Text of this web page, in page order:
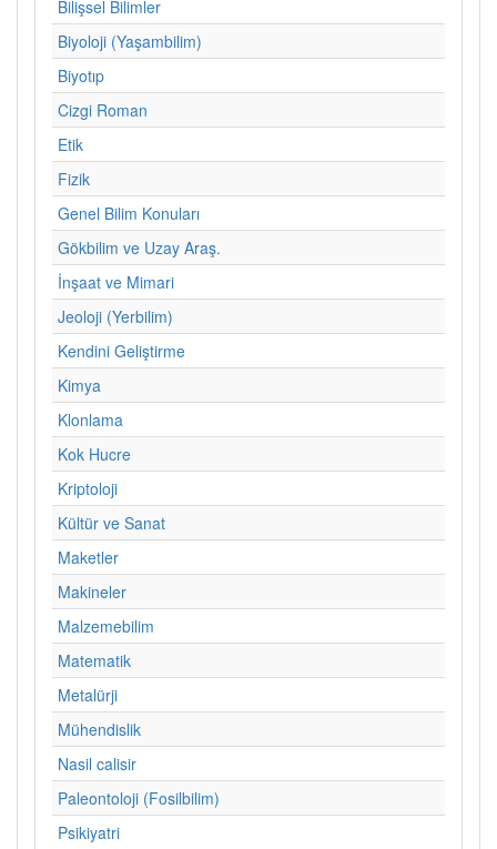
Bilişsel Bilimler
Biyoloji (Yaşambilim)
Biyotıp
Cizgi Roman
Etik
Fizik
Genel Bilim Konuları
Gökbilim ve Uzay Araş.
İnşaat ve Mimari
Jeoloji (Yerbilim)
Kendini Geliştirme
Kimya
Klonlama
Kok Hucre
Kriptoloji
Kültür ve Sanat
Maketler
Makineler
Malzemebilim
Matematik
Metalürji
Mühendislik
Nasil calisir
Paleontoloji (Fosilbilim)
Psikiyatri